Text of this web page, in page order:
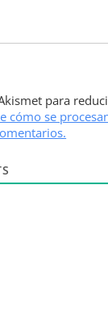
para
cómo se